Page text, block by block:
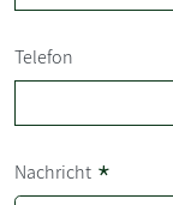
Telefon
Nachricht *